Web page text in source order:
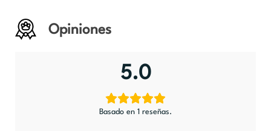
Opiniones
5.0
Basado en 1 reseñas.